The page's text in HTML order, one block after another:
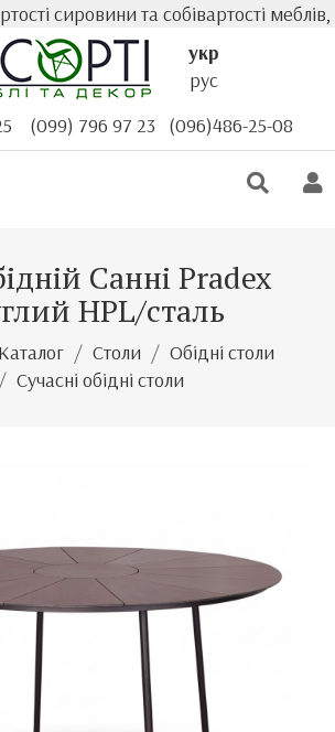
сировини та собівартості
укр
рус
(099) 796 97 23 (096)486-25-08
Санні Pradex
HPL/сталь
Каталог Столи
Обідні столи
Сучасні обідні столи